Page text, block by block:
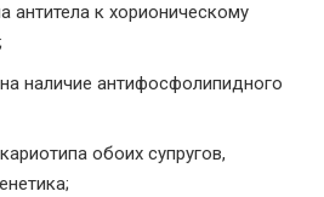
антитела к хорионическому
наличие антифосфолипидного
обоих супругов,